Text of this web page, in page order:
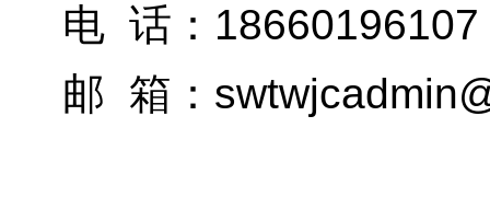
电 话：
邮 箱：